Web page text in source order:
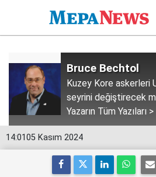
Bruce Bechtol
Kuzey Kore askerleri
seyrini değiştirecek
Yazarın Tüm Yazıları >
14:0105 Kasım 2024